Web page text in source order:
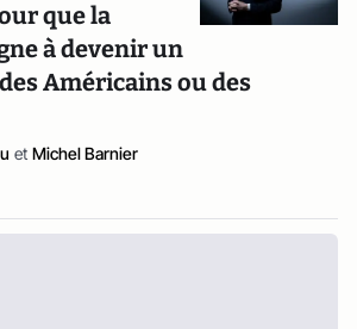
que la
à devenir un
Américains ou des
et Michel Barnier